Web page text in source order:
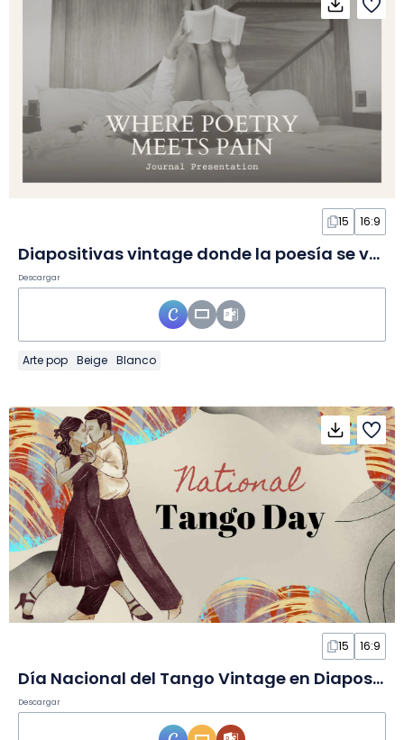
15 16:9
Diapositivas vintage donde la poesía se vuelve dolor
Descargar
Arte pop Beige Blanco
15 16:9
Día Nacional del Tango Vintage en Diapositivas
Descargar